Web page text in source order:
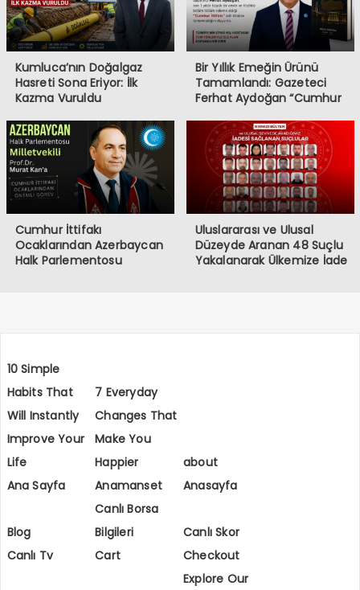
Kumluca’nın Doğalgaz
Hasreti Sona Eriyor: İlk
Kazma Vuruldu
Bir Yıllık Emeğin Ürünü
Tamamlandı: Gazeteci
Ferhat Aydoğan “Cumhur
Cumhur İttifakı
Ocaklarından Azerbaycan
Halk Parlementosu
Uluslararası ve Ulusal
Düzeyde Aranan 48 Suçlu
Yakalanarak Ülkemize İade
10 Simple
Habits That
Will Instantly
Improve Your
Life
7 Everyday
Changes That
Make You
Happier
about
Ana Sayfa
Anamanset Anasayfa
Blog
Canlı Borsa
Bilgileri
Canlı Skor
Canlı Tv
Cart Checkout
Explore Our